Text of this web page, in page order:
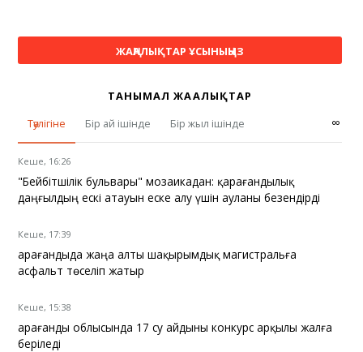
ЖАҢАЛЫҚТАР ҰСЫНЫҢЫЗ
ТАНЫМАЛ ЖАҢАЛЫҚТАР
Тәулігіне
Бір ай ішінде Бір жыл ішінде ∞
Кеше, 16:26
"Бейбітшілік бульвары" мозаикадан: қарағандылық
даңғылдың ескі атауын еске алу үшін ауланы безендірді
Кеше, 17:39
Қарағандыда жаңа алты шақырымдық магистральға
асфальт төселіп жатыр
Кеше, 15:38
Қарағанды облысында 17 су айдыны конкурс арқылы жалға
беріледі